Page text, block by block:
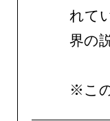
れて
界の
※こ